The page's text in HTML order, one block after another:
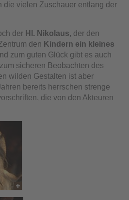
die vielen Zuschauer entlang der
der Hl. Nikolaus, der den
den Kindern ein kleines
zum guten Glück gibt es auch
sicheren Beobachten des
wilden Gestalten ist aber
bereits herrschen strenge
die von den Akteuren